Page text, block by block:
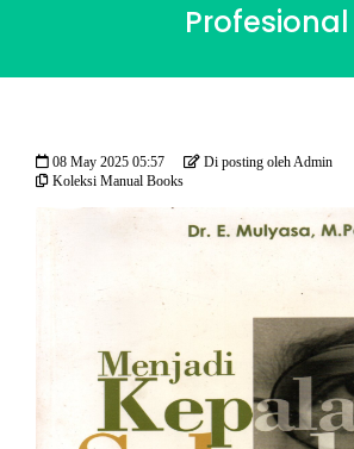
Profesional
08 May 2025 05:57
Di posting oleh Admin
Koleksi Manual Books